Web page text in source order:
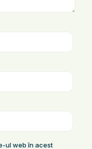
ul web în acest